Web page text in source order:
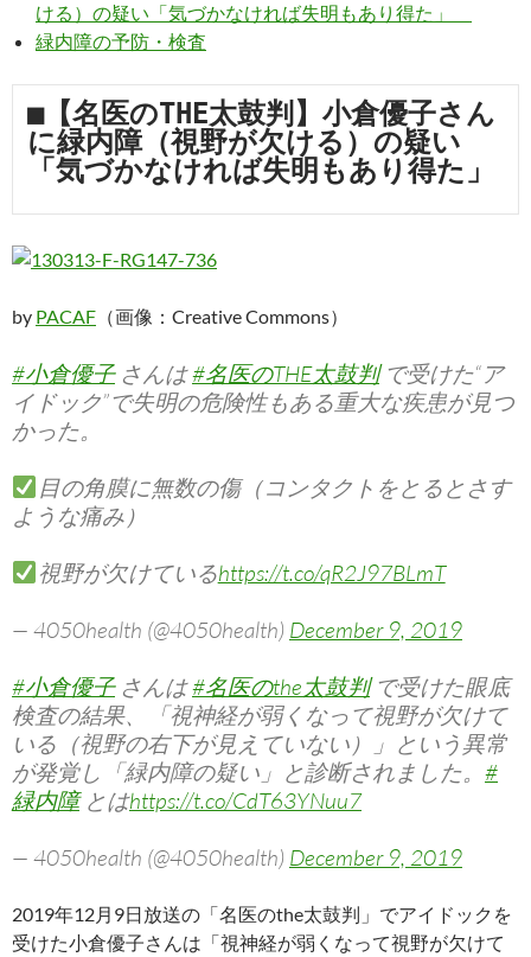
ける）の疑い「気づかなければ失明もあり得た」
緑内障の予防・検査
■【名医のTHE太鼓判】小倉優子さん
に緑内障（視野が欠ける）の疑い
「気づかなければ失明もあり得た」
by PACAF （画像：Creative Commons）
#小倉優子さんは#名医のTHE太鼓判で受けた“ア
イドック”で失明の危険性もある重大な疾患が見つ
かった。
目の角膜に無数の傷（コンタクトをとるとさす
ような痛み）
視野が欠けているhttps://t.co/qR2J97BLmT
— 4050health (@4050health) December 9, 2019
#小倉優子さんは#名医のthe太鼓判で受けた眼底
検査の結果、「視神経が弱くなって視野が欠けて
いる（視野の右下が見えていない）」という異常
が発覚し「緑内障の疑い」と診断されました。 #
緑内障とはhttps://t.co/CdT63YNuu7
— 4050health (@4050health) December 9, 2019
2019年12月9日放送の「名医のthe太鼓判」でアイドックを
受けた小倉優子さんは「視神経が弱くなって視野が欠けて